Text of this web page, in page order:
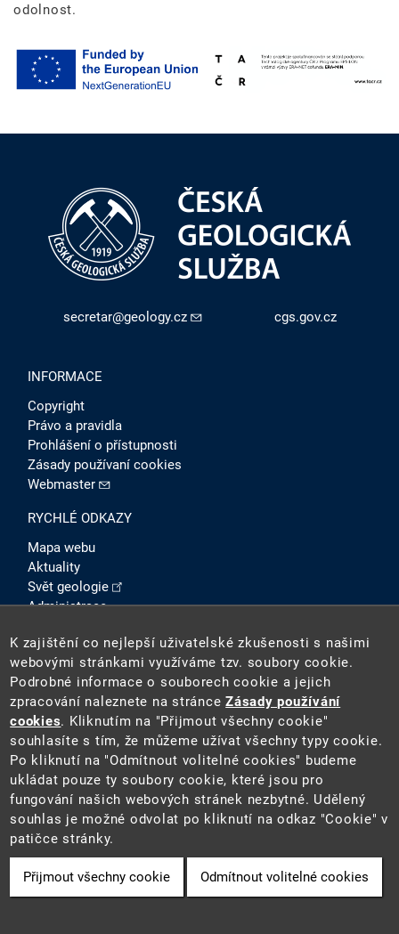
odolnost.
secretar@geology.cz cgs.gov.cz
INFORMACE
Copyright
Právo a pravidla
Prohlášení o přístupnosti
Zásady používaní cookies
Webmaster
RYCHLÉ ODKAZY
Mapa webu
Aktuality
Svět geologie
Administrace
SOCIÁLNÍ SÍTĚ
2026 ©Česká geologická služba(ČGS). ČGS je státní
příspěvkovou organizací pověřenou výkonem státní
geologické služby na území ČR.
Cookie
K zajištění co nejlepší uživatelské zkušenosti s našimi
webovými stránkami využíváme tzv. soubory cookie.
Podrobné informace o souborech cookie a jejich
zpracování naleznete na stránceZásady používání
cookies. Kliknutím na "Přijmout všechny cookie"
souhlasíte s tím, že můžeme užívat všechny typy cookie.
Po kliknutí na "Odmítnout volitelné cookies" budeme
ukládat pouze ty soubory cookie, které jsou pro
fungování našich webových stránek nezbytné. Udělený
souhlas je možné odvolat po kliknutí na odkaz "Cookie" v
patičce stránky.
Přijmout všechny cookie Odmítnout volitelné cookies